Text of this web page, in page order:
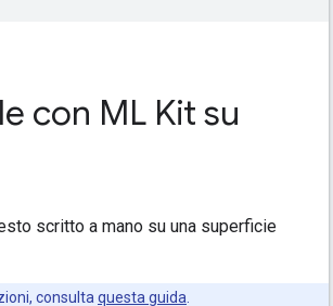
con ML Kit su
scritto a mano su una superficie
consulta questa guida